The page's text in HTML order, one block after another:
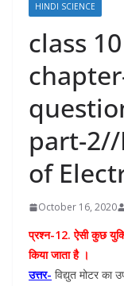
HINDI SCIENCE
class
part-
of
October 16, 2020
प्रश्न-12. ऐसी कुछ
किया जाता है ।
उत्तर- विद्युत मोटर का